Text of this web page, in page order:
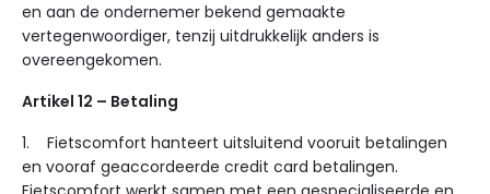
en aan de ondernemer bekend gemaakte
vertegenwoordiger, tenzij uitdrukkelijk anders is
overeengekomen.
Artikel 12 – Betaling
1. Fietscomfort hanteert uitsluitend vooruit betalingen
en vooraf geaccordeerde credit card betalingen.